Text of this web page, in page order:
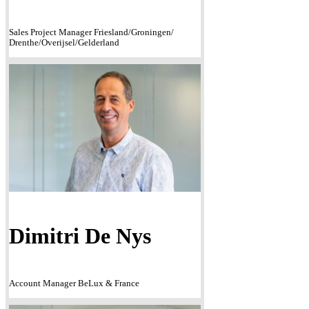
Sales Project Manager Friesland/Groningen/
Drenthe/Overijsel/Gelderland
Dimitri De Nys
Account Manager BeLux & France